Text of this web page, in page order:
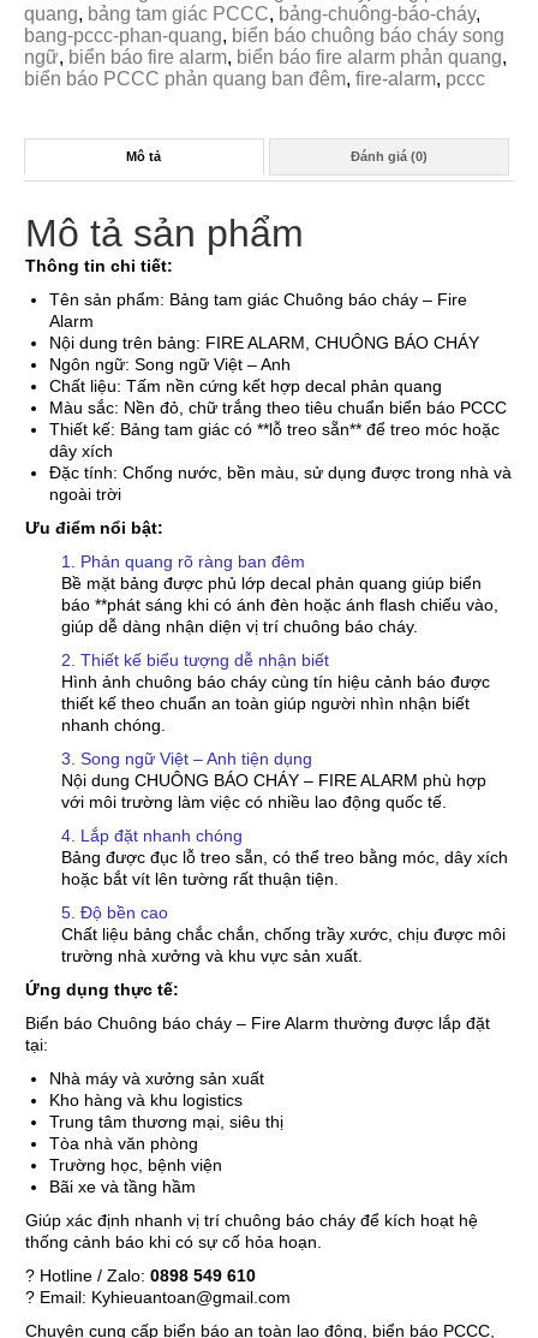
quang, bảng tam giác PCCC, bảng-chuông-báo-cháy,
bang-pccc-phan-quang, biển báo chuông báo cháy song
ngữ, biển báo fire alarm, biển báo fire alarm phản quang,
biển báo PCCC phản quang ban đêm, fire-alarm, pccc
Mô tả Đánh giá (0)
Mô tả sản phẩm
Thông tin chi tiết:
Tên sản phẩm: Bảng tam giác Chuông báo cháy – Fire
Alarm
Nội dung trên bảng: FIRE ALARM, CHUÔNG BÁO CHÁY
Ngôn ngữ: Song ngữ Việt – Anh
Chất liệu: Tấm nền cứng kết hợp decal phản quang
Màu sắc: Nền đỏ, chữ trắng theo tiêu chuẩn biển báo PCCC
Thiết kế: Bảng tam giác có **lỗ treo sẵn** để treo móc hoặc
dây xích
Đặc tính: Chống nước, bền màu, sử dụng được trong nhà và
ngoài trời
Ưu điểm nổi bật:
1. Phản quang rõ ràng ban đêm
Bề mặt bảng được phủ lớp decal phản quang giúp biển
báo **phát sáng khi có ánh đèn hoặc ánh flash chiếu vào,
giúp dễ dàng nhận diện vị trí chuông báo cháy.
2. Thiết kế biểu tượng dễ nhận biết
Hình ảnh chuông báo cháy cùng tín hiệu cảnh báo được
thiết kế theo chuẩn an toàn giúp người nhìn nhận biết
nhanh chóng.
3. Song ngữ Việt – Anh tiện dụng
Nội dung CHUÔNG BÁO CHÁY – FIRE ALARM phù hợp
với môi trường làm việc có nhiều lao động quốc tế.
4. Lắp đặt nhanh chóng
Bảng được đục lỗ treo sẵn, có thể treo bằng móc, dây xích
hoặc bắt vít lên tường rất thuận tiện.
5. Độ bền cao
Chất liệu bảng chắc chắn, chống trầy xước, chịu được môi
trường nhà xưởng và khu vực sản xuất.
Ứng dụng thực tế:
Biển báo Chuông báo cháy – Fire Alarm thường được lắp đặt
tại:
Nhà máy và xưởng sản xuất
Kho hàng và khu logistics
Trung tâm thương mại, siêu thị
Tòa nhà văn phòng
Trường học, bệnh viện
Bãi xe và tầng hầm
Giúp xác định nhanh vị trí chuông báo cháy để kích hoạt hệ
thống cảnh báo khi có sự cố hỏa hoạn.
? Hotline / Zalo: 0898 549 610
? Email: Kyhieuantoan@gmail.com
Chuyên cung cấp biển báo an toàn lao động, biển báo PCCC,